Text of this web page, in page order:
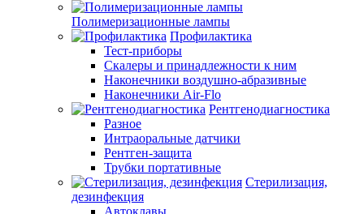
Полимеризационные лампы
Профилактика
Тест-приборы
Скалеры и принадлежности к ним
Наконечники воздушно-абразивные
Наконечники Air-Flo
Рентгенодиагностика
Разное
Интраоральные датчики
Рентген-защита
Трубки портативные
Стерилизация,
дезинфекция
Автоклавы